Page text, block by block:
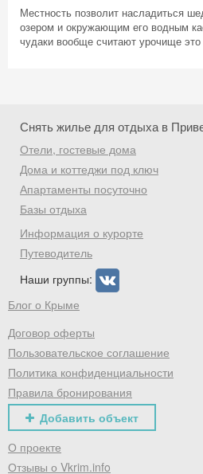
Местность позволит насладиться
озером и окружающим его водным
чудаки вообще считают урочище
Снять жилье для отдыха в
Отели, гостевые дома
Дома и коттеджи под ключ
Апартаменты посуточно
Базы отдыха
Информация о курорте
Путеводитель
Наши группы:
Блог о Крыме
Договор оферты
Пользовательское соглашение
Политика конфиденциальности
Правила бронирования
Добавить объект
О проекте
Отзывы о Vkrim.info
Получить